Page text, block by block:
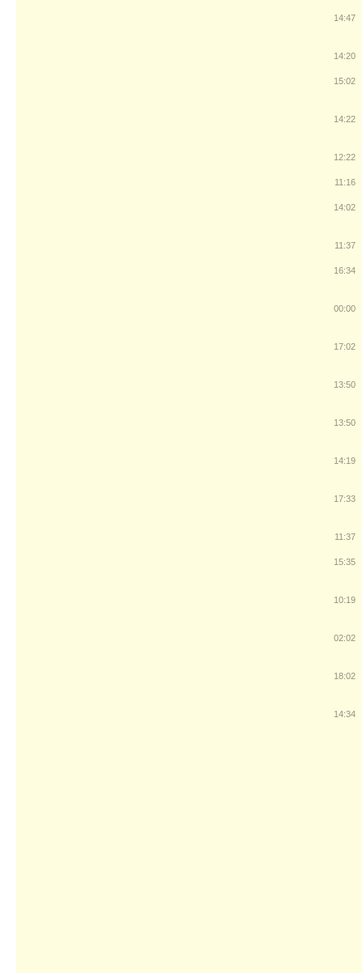
14:47
14:20
15:02
14:22
12:22
11:16
14:02
11:37
16:34
00:00
17:02
13:50
13:50
14:19
17:33
11:37
15:35
10:19
02:02
18:02
14:34